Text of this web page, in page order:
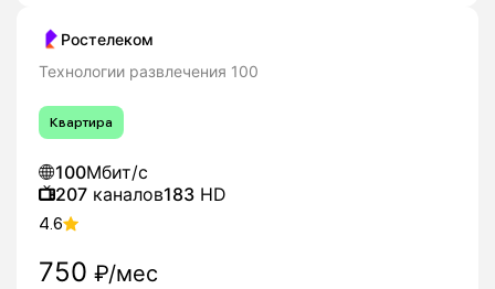
Ростелеком
Технологии развлечения 100
Квартира
100Мбит/с
207 каналов183 HD
4.6
750 ₽/мес